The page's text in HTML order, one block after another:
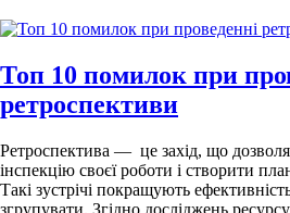
Топ 10 помилок при
ретроспективи
Ретроспектива — це захід, що
інспекцію своєї роботи і створити
Такі зустрічі покращують